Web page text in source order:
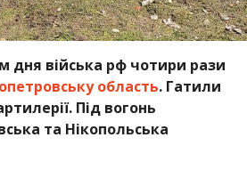
дня війська рф чотири рази
область. Гатили
Під вогонь
та Нікопольська